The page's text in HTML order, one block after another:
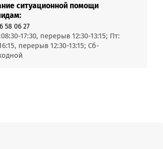
ситуационной помощи
58 06 27
17:30, перерыв 12:30-13:15; Пт:
перерыв 12:30-13:15; Сб-